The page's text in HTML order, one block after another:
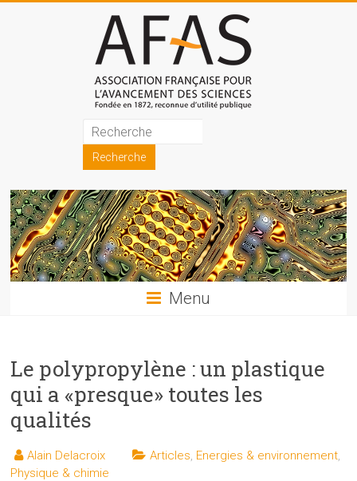
Association
française
pour
l'avancement
des
sciences
les
sciences
et
les
auprès
Menu
Le polypropylène : un plastique
qui a «presque» toutes les
qualités
Alain Delacroix Articles Energies & environnement
Physique & chimie